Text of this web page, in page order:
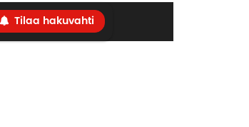
Tilaa hakuvahti